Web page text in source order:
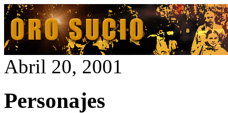
Abril 20, 2001
Personajes